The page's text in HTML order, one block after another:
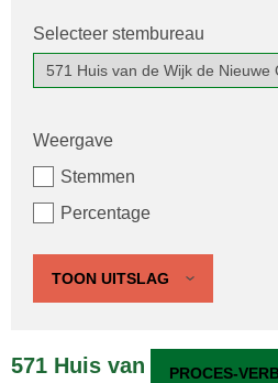
Selecteer stembureau
Weergave
Stemmen
Percentage
TOON UITSLAG
571 Huis van de Wijk de
PROCES-